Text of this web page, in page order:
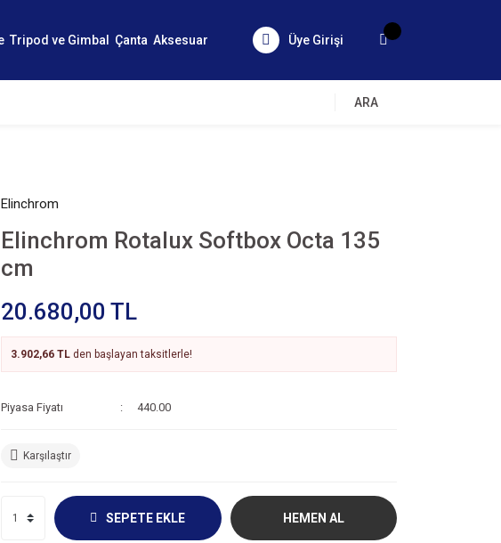
Tripod ve Gimbal Çanta Aksesuar Üye Girişi
ARA
Elinchrom
Elinchrom Rotalux Softbox Octa 135
cm
20.680,00 TL
3.902,66 TL den başlayan taksitlerle!
Piyasa Fiyatı 440.00
Karşılaştır
SEPETE EKLE HEMEN AL